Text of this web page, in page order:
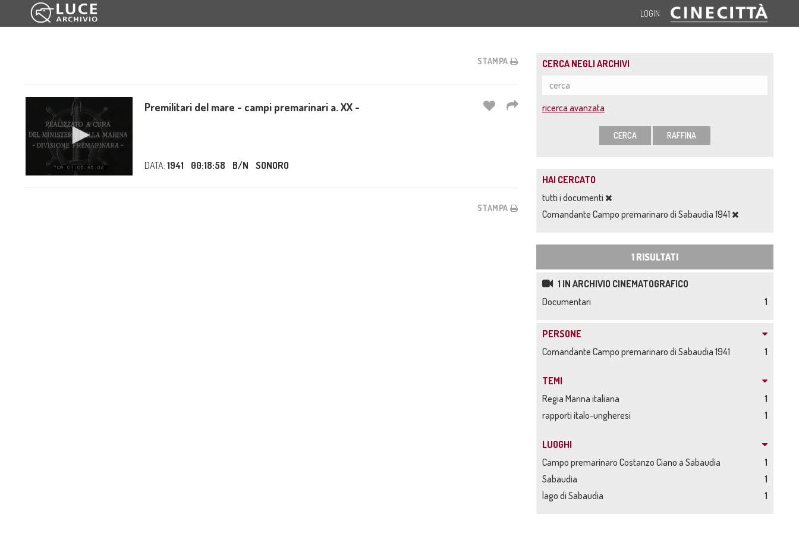
LOGIN
STAMPA
Premilitari del mare - campi premarinari a. XX -
DATA: 1941 00:18:58 B/N SONORO
STAMPA
CERCA NEGLI ARCHIVI
ricerca avanzata
CERCA RAFFINA
HAI CERCATO
tutti i documenti
Comandante Campo premarinaro di Sabaudia 1941
1 RISULTATI
1 IN ARCHIVIO CINEMATOGRAFICO
Documentari
1
PERSONE
Comandante Campo premarinaro di Sabaudia 1941
1
TEMI
Regia Marina italiana
1
rapporti italo-ungheresi
1
LUOGHI
Campo premarinaro Costanzo Ciano a Sabaudia
1
Sabaudia
1
lago di Sabaudia
1